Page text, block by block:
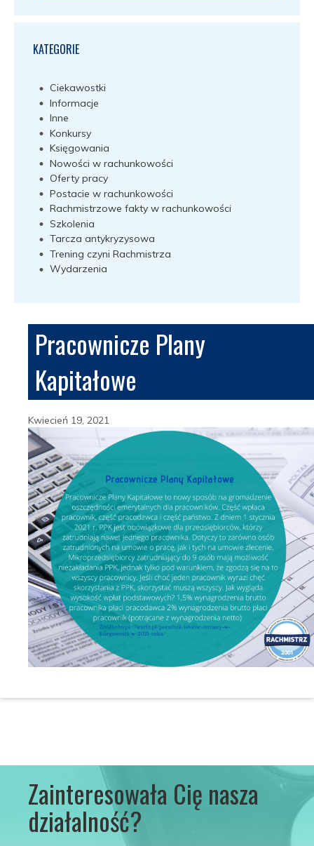
KATEGORIE
Ciekawostki
Informacje
Inne
Konkursy
Księgowania
Nowości w rachunkowości
Oferty pracy
Postacie w rachunkowości
Rachmistrzowe fakty w rachunkowości
Szkolenia
Tarcza antykryzysowa
Trening czyni Rachmistrza
Wydarzenia
Pracownicze Plany
Kapitałowe
Kwiecień 19, 2021
Zainteresowała Cię nasza
działalność?